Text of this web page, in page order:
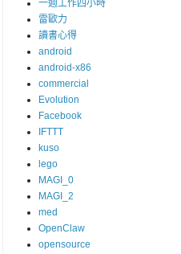
一週工作四小時
雷歐力
讀書心得
android
android-x86
commercial
Evolution
Facebook
IFTTT
kuso
lego
MAGI_0
MAGI_2
med
OpenClaw
opensource